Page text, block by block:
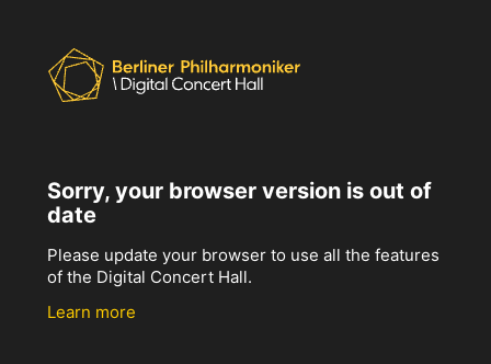
Sorry, your browser version is out of
date
Please update your browser to use all the features
of the Digital Concert Hall.
Learn more